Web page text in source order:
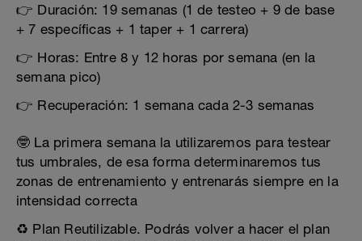
👉 Duración: 19 semanas (1 de testeo + 9 de base
+ 7 específicas + 1 taper + 1 carrera)
👉 Horas: Entre 8 y 12 horas por semana (en la
semana pico)
👉 Recuperación: 1 semana cada 2-3 semanas
🤓 La primera semana la utilizaremos para testear
tus umbrales, de esa forma determinaremos tus
zonas de entrenamiento y entrenarás siempre en la
intensidad correcta
♻️ Plan Reutilizable. Podrás volver a hacer el plan